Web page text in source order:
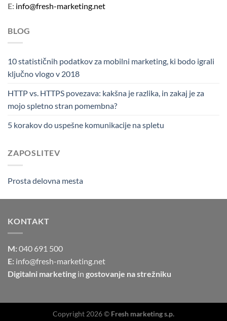
E: info@fresh-marketing.net
BLOG
10 statističnih podatkov za mobilni marketing, ki bodo igrali
ključno vlogo v 2018
HTTP vs. HTTPS povezava: kakšna je razlika, in zakaj je za
mojo spletno stran pomembna?
5 korakov do uspešne komunikacije na spletu
ZAPOSLITEV
Prosta delovna mesta
KONTAKT
M: 040 691 500
E: info@fresh-marketing.net
Digitalni marketing in gostovanje na strežniku
Copyright 2026 © Fresh marketing s.p.